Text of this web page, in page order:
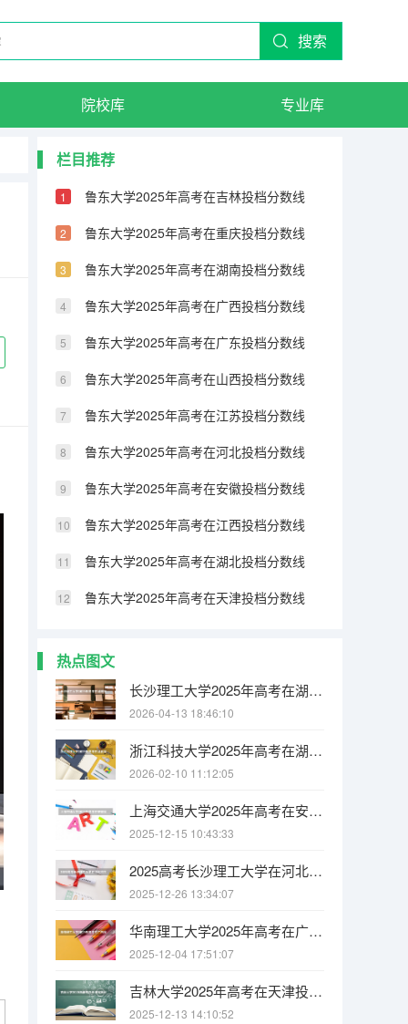
搜索
院校库 专业库
栏目推荐
鲁东大学2025年高考在吉林投档分数线
鲁东大学2025年高考在重庆投档分数线
鲁东大学2025年高考在湖南投档分数线
鲁东大学2025年高考在广西投档分数线
鲁东大学2025年高考在广东投档分数线
鲁东大学2025年高考在山西投档分数线
鲁东大学2025年高考在江苏投档分数线
鲁东大学2025年高考在河北投档分数线
鲁东大学2025年高考在安徽投档分数线
鲁东大学2025年高考在江西投档分数线
鲁东大学2025年高考在湖北投档分数线
鲁东大学2025年高考在天津投档分数线
热点图文
长沙理工大学2025年高考在湖南投档分数线
2026-04-13 18:46:10
浙江科技大学2025年高考在湖北投档分数线
2026-02-10 11:12:05
上海交通大学2025年高考在安徽投档分数线
2025-12-15 10:43:33
2025高考长沙理工大学在河北招生批次 有哪些专业？（2026参考）
2025-12-26 13:34:07
华南理工大学2025年高考在广西投档分数线
2025-12-04 17:51:07
吉林大学2025年高考在天津投档分数线
2025-12-13 14:10:52